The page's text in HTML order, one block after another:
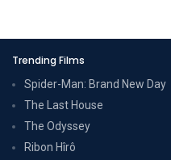
Trending Films
Spider-Man: Brand New Day
The Last House
The Odyssey
Ribon Hîrô